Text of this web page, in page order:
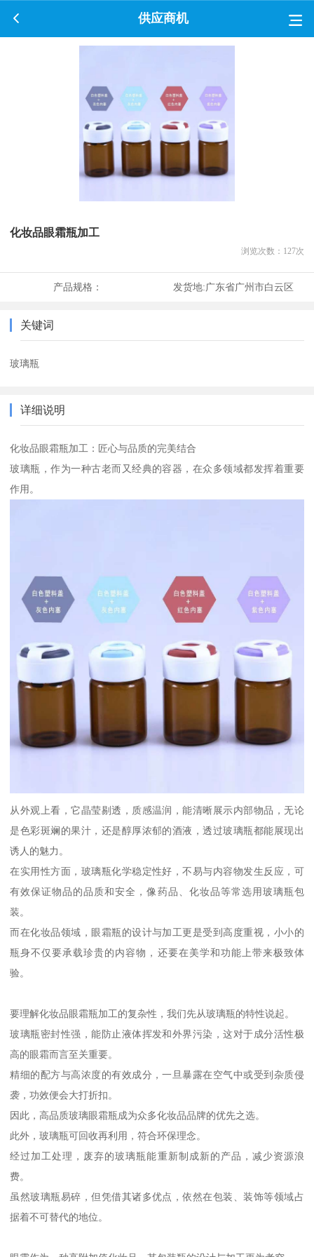
供应商机
化妆品眼霜瓶加工
浏览次数： 127次
产品规格： 发货地:广东省广州市白云区
关键词
玻璃瓶
详细说明
化妆品眼霜瓶加工：匠心与品质的完美结合
玻璃瓶，作为一种古老而又经典的容器，在众多领域都发挥着重要
作用。
从外观上看，它晶莹剔透，质感温润，能清晰展示内部物品，无论
是色彩斑斓的果汁，还是醇厚浓郁的酒液，透过玻璃瓶都能展现出
诱人的魅力。
在实用性方面，玻璃瓶化学稳定性好，不易与内容物发生反应，可
有效保证物品的品质和安全，像药品、化妆品等常选用玻璃瓶包
装。
而在化妆品领域，眼霜瓶的设计与加工更是受到高度重视，小小的
瓶身不仅要承载珍贵的内容物，还要在美学和功能上带来极致体
验。
要理解化妆品眼霜瓶加工的复杂性，我们先从玻璃瓶的特性说起。
玻璃瓶密封性强，能防止液体挥发和外界污染，这对于成分活性极
高的眼霜而言至关重要。
精细的配方与高浓度的有效成分，一旦暴露在空气中或受到杂质侵
袭，功效便会大打折扣。
因此，高品质玻璃眼霜瓶成为众多化妆品品牌的优先之选。
此外，玻璃瓶可回收再利用，符合环保理念。
经过加工处理，废弃的玻璃瓶能重新制成新的产品，减少资源浪
费。
虽然玻璃瓶易碎，但凭借其诸多优点，依然在包装、装饰等领域占
据着不可替代的地位。